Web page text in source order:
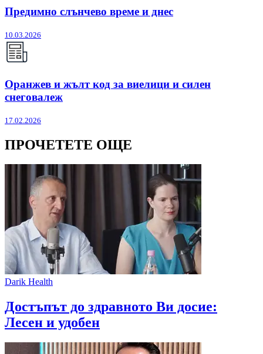
Предимно слънчево време и днес
10.03.2026
Оранжев и жълт код за виелици и силен
снеговалеж
17.02.2026
ПРОЧЕТЕТЕ ОЩЕ
Darik Health
Достъпът до здравното Ви досие:
Лесен и удобен